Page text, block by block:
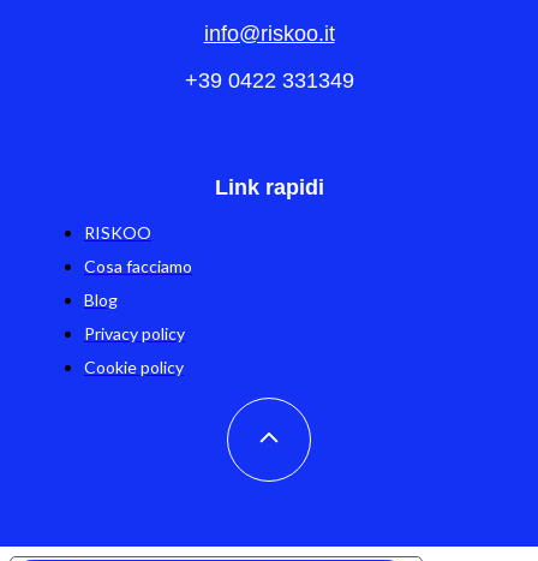
info@riskoo.it
+39 0422 331349
Link rapidi
RISKOO
Cosa facciamo
Blog
Privacy policy
Cookie policy